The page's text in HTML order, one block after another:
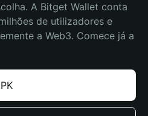
A Bitget Wallet conta
de utilizadores e
a Web3. Comece já a